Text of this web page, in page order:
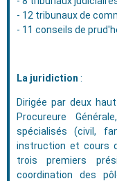
- 12 tribunaux de
- 11 conseils de
La juridiction :
Dirigée par deux
Procureure
spécialisés (civil,
instruction et cours
trois premiers
coordination des